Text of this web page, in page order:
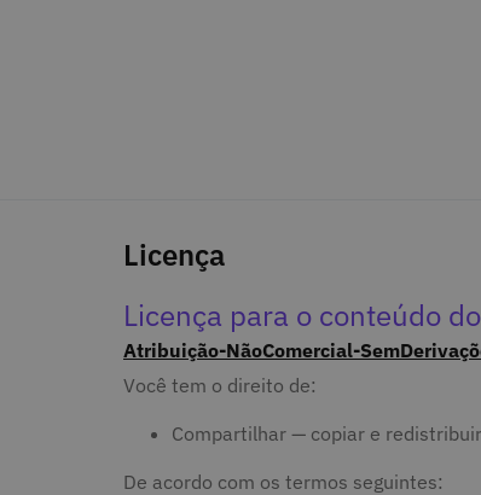
Licença
Licença para o conteúdo
Atribuição-NãoComercial-
Você tem o direito de:
Compartilhar — copiar e
De acordo com os termos seguintes: